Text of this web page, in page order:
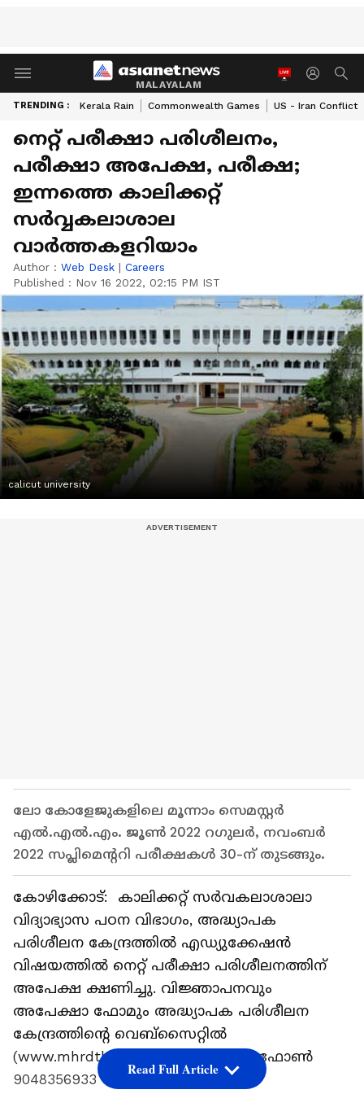
MALAYALAM
TRENDING : Kerala Rain Commonwealth Games US - Iran Conflict
നെറ്റ് പരീക്ഷാ പരിശീലനം,
പരീക്ഷാ അപേക്ഷ, പരീക്ഷ;
ഇന്നത്തെ കാലിക്കറ്റ്
സർവ്വകലാശാല
വാർത്തകളറിയാം
Author : Web Desk | Careers
Published : Nov 16 2022, 02:15 PM IST
calicut university
ലോ കോളേജുകളിലെ മൂന്നാം സെമസ്റ്റര്‍
എല്‍.എല്‍.എം. ജൂണ്‍ 2022 റഗുലര്‍, നവംബര്‍
2022 സപ്ലിമെന്ററി പരീക്ഷകള്‍ 30-ന് തുടങ്ങും.
കോഴിക്കോട്: കാലിക്കറ്റ് സര്‍വകലാശാലാ
വിദ്യാഭ്യാസ പഠന വിഭാഗം, അദ്ധ്യാപക
പരിശീലന കേന്ദ്രത്തില്‍ എഡ്യുക്കേഷന്‍
വിഷയത്തില്‍ നെറ്റ് പരീക്ഷാ പരിശീലനത്തിന്
അപേക്ഷ ക്ഷണിച്ചു. വിജ്ഞാപനവും
അപേക്ഷാ ഫോമും അദ്ധ്യാപക പരിശീലന
കേന്ദ്രത്തിന്റെ വെബ്‌സൈറ്റില്‍
(www.mhrdtlc.uoc.ac.in) ലഭ്യമാണ്. ഫോണ്‍
9048356933
Read Full Article